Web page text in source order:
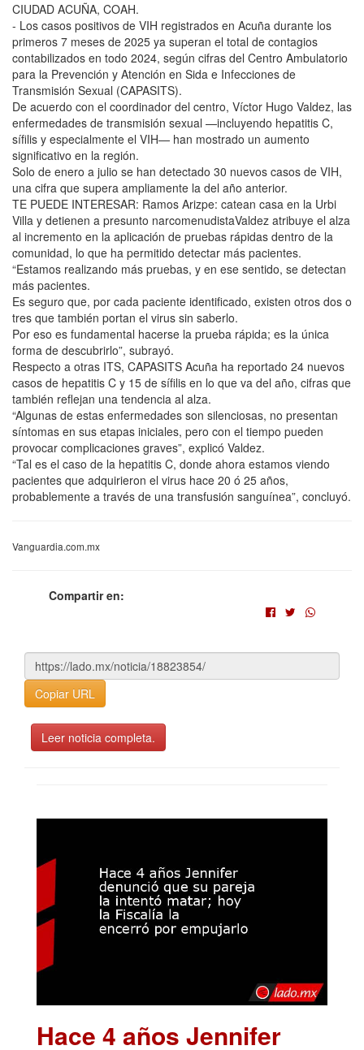
CIUDAD ACUÑA, COAH.
- Los casos positivos de VIH registrados en Acuña durante los
primeros 7 meses de 2025 ya superan el total de contagios
contabilizados en todo 2024, según cifras del Centro Ambulatorio
para la Prevención y Atención en Sida e Infecciones de
Transmisión Sexual (CAPASITS).
De acuerdo con el coordinador del centro, Víctor Hugo Valdez, las
enfermedades de transmisión sexual —incluyendo hepatitis C,
sífilis y especialmente el VIH— han mostrado un aumento
significativo en la región.
Solo de enero a julio se han detectado 30 nuevos casos de VIH,
una cifra que supera ampliamente la del año anterior.
TE PUEDE INTERESAR: Ramos Arizpe: catean casa en la Urbi
Villa y detienen a presunto narcomenudistaValdez atribuye el alza
al incremento en la aplicación de pruebas rápidas dentro de la
comunidad, lo que ha permitido detectar más pacientes.
“Estamos realizando más pruebas, y en ese sentido, se detectan
más pacientes.
Es seguro que, por cada paciente identificado, existen otros dos o
tres que también portan el virus sin saberlo.
Por eso es fundamental hacerse la prueba rápida; es la única
forma de descubrirlo”, subrayó.
Respecto a otras ITS, CAPASITS Acuña ha reportado 24 nuevos
casos de hepatitis C y 15 de sífilis en lo que va del año, cifras que
también reflejan una tendencia al alza.
“Algunas de estas enfermedades son silenciosas, no presentan
síntomas en sus etapas iniciales, pero con el tiempo pueden
provocar complicaciones graves”, explicó Valdez.
“Tal es el caso de la hepatitis C, donde ahora estamos viendo
pacientes que adquirieron el virus hace 20 ó 25 años,
probablemente a través de una transfusión sanguínea”, concluyó.
Vanguardia.com.mx
Compartir en:
Copiar URL
Leer noticia completa.
Hace 4 años Jennifer